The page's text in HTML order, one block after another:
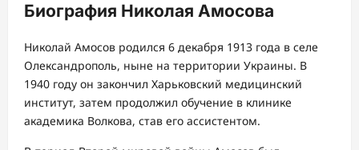
Биография Николая Амосова
Николай Амосов родился 6 декабря 1913 года в селе
Олександрополь, ныне на территории Украины. В
1940 году он закончил Харьковский медицинский
институт, затем продолжил обучение в клинике
академика Волкова, став его ассистентом.